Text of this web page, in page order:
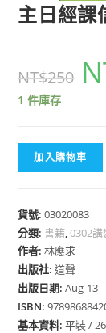
主日經課
NT$250
1 件庫存
加入購物車
貨號:03020083
分類: 書籍,0302
作者:林應求
出版社:道聲
出版日期:Aug-13
ISBN:
基本資料:平裝 /